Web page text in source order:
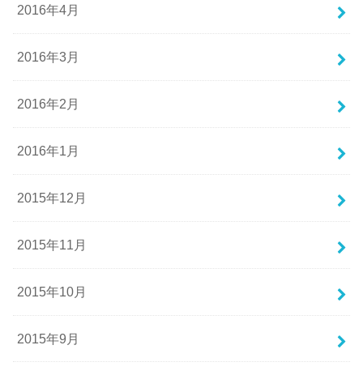
2016年4月
2016年3月
2016年2月
2016年1月
2015年12月
2015年11月
2015年10月
2015年9月